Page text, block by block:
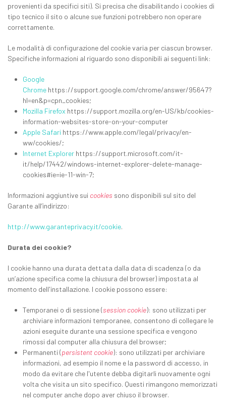
provenienti da specifici siti). Si precisa che disabilitando i cookies di
tipo tecnico il sito o alcune sue funzioni potrebbero non operare
correttamente.
Le modalità di configurazione del cookie varia per ciascun browser.
Specifiche informazioni al riguardo sono disponibili ai seguenti link:
Google
Chrome https://support.google.com/chrome/answer/95647?
hl=en&p=cpn_cookies;
Mozilla Firefox https://support.mozilla.org/en-US/kb/cookies-
information-websites-store-on-your-computer
Apple Safari https://www.apple.com/legal/privacy/en-
ww/cookies/;
Internet Explorer https://support.microsoft.com/it-
it/help/17442/windows-internet-explorer-delete-manage-
cookies#ie=ie-11-win-7;
Informazioni aggiuntive sui cookies sono disponibili sul sito del
Garante all’indirizzo:
http://www.garanteprivacy.it/cookie.
Durata dei cookie?
I cookie hanno una durata dettata dalla data di scadenza (o da
un’azione specifica come la chiusura del browser) impostata al
momento dell'installazione. I cookie possono essere:
Temporanei o di sessione (session cookie): sono utilizzati per
archiviare informazioni temporanee, consentono di collegare le
azioni eseguite durante una sessione specifica e vengono
rimossi dal computer alla chiusura del browser;
Permanenti (persistent cookie): sono utilizzati per archiviare
informazioni, ad esempio il nome e la password di accesso, in
modo da evitare che l'utente debba digitarli nuovamente ogni
volta che visita un sito specifico. Questi rimangono memorizzati
nel computer anche dopo aver chiuso il browser.